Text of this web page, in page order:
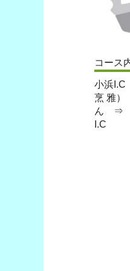
コース
小浜
烹 雅
ん ⇒
I.C